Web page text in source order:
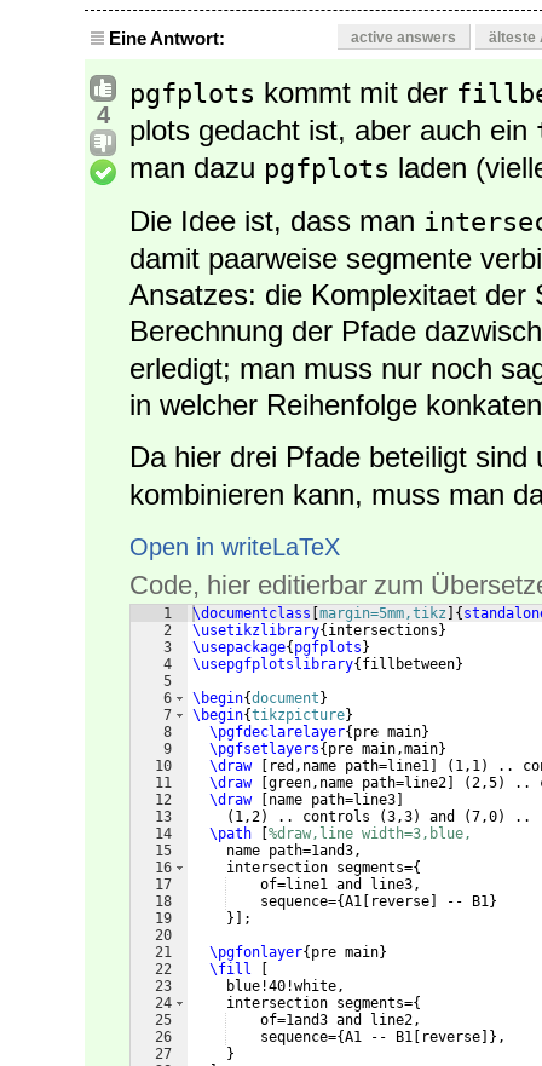
Eine Antwort: active answers älteste
4
pgfplots kommt mit der
plots gedacht ist, aber auch ein
man dazu pgfplots laden
Die Idee ist, dass man
damit paarweise segmente
Ansatzes: die Komplexitaet der
Berechnung der Pfade
erledigt; man muss nur noch
in welcher Reihenfolge
Da hier drei Pfade beteiligt sind
kombinieren kann, muss man
Open in writeLaTeX
Code, hier editierbar zum
1
2
3
4
5
6
7
8
9
10
11
12
13
14
15
16
17
18
19
20
21
22
23
24
25
26
27
\documentclass margin=5mm,tikz {
\usetikzlibrary{ intersections }
\usepackage{ pgfplots }
\usepgfplotslibrary{ fillbetween}
\begin{document }
\begin{tikzpicture}
\pgfdeclarelayer{ pre main}
\pgfsetlayers{ pre main,main}
\draw
red,name path=line1 ( 1,1)
..
\draw
green,name path=line2 (2,5)
..
\draw
name path=line3
( 1,2) .. controls (3,3) and (7,0) ..
\path
%draw,line width=3,blue,
    name path=1and3,
    intersection segments=
{
    of=line1 and line3,
    sequence=
{A1 reverse -- B1}
}]
;
\pgfonlayer{ pre main}
\fill
    blue!40!white,
    intersection segments=
{
    of=1and3 and line2,
    sequence=
{A1 -- B1 reverse ]} ,
}